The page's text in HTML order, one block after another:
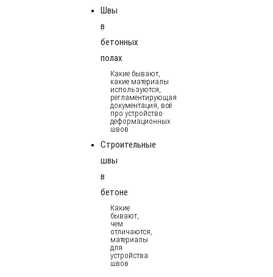
Швы
в
бетонных
полах
Какие бывают,
какие материалы
используются,
регламентирующая
документация, всё
про устройство
деформационных
швов
Строительные
швы
в
бетоне
Какие
бывают,
чем
отличаются,
материалы
для
устройства
швов